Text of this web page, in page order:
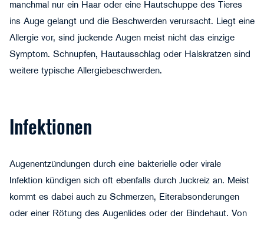
manchmal nur ein Haar oder eine Hautschuppe des Tieres
ins Auge gelangt und die Beschwerden verursacht. Liegt eine
Allergie vor, sind juckende Augen meist nicht das einzige
Symptom. Schnupfen, Hautausschlag oder Halskratzen sind
weitere typische Allergiebeschwerden.
pikselstock - stock.adobe.com
Infektionen
Augenentzündungen durch eine bakterielle oder virale
Infektion kündigen sich oft ebenfalls durch Juckreiz an. Meist
kommt es dabei auch zu Schmerzen, Eiterabsonderungen
oder einer Rötung des Augenlides oder der Bindehaut. Von